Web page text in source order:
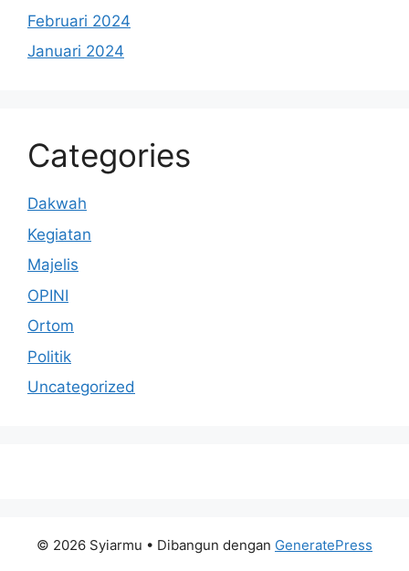
Februari 2024
Januari 2024
Categories
Dakwah
Kegiatan
Majelis
OPINI
Ortom
Politik
Uncategorized
© 2026 Syiarmu • Dibangun dengan GeneratePress